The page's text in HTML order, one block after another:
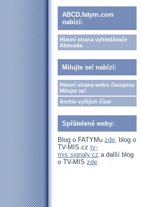
ABCD.fatym.com
nabízí:
Hlavní strana vyhledávače
Abeceda
Milujte se! nabízí:
Hlavní strana webu časopisu
Milujte se!
Archiv vyšlých čísel
Spřátelené weby:
Blog o FATYMu zde, blog o
TV-MIS.cz tv-
mis.signaly.cz a další blog
o TV-MIS zde.